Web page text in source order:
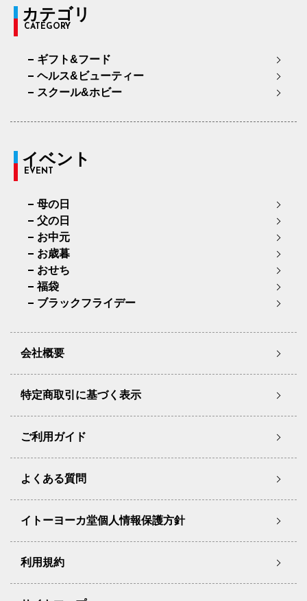
カテゴリ
CATEGORY
ギフト&フード
ヘルス&ビューティー
スクール&ホビー
イベント
EVENT
母の日
父の日
お中元
お歳暮
おせち
福袋
ブラックフライデー
会社概要
特定商取引に基づく表示
ご利用ガイド
よくある質問
イトーヨーカ堂個人情報保護方針
利用規約